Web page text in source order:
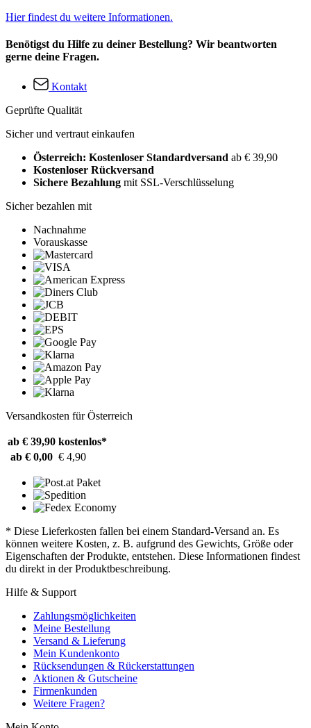
Hier findest du weitere Informationen.
Benötigst du Hilfe zu deiner Bestellung? Wir beantworten
gerne deine Fragen.
Kontakt
Geprüfte Qualität
Sicher und vertraut einkaufen
Österreich: Kostenloser Standardversand ab € 39,90
Kostenloser Rückversand
Sichere Bezahlung mit SSL-Verschlüsselung
Sicher bezahlen mit
Nachnahme
Vorauskasse
Versandkosten für Österreich
ab € 39,90 kostenlos*
ab € 0,00 € 4,90
* Diese Lieferkosten fallen bei einem Standard-Versand an. Es
können weitere Kosten, z. B. aufgrund des Gewichts, Größe oder
Eigenschaften der Produkte, entstehen. Diese Informationen findest
du direkt in der Produktbeschreibung.
Hilfe & Support
Zahlungsmöglichkeiten
Meine Bestellung
Versand & Lieferung
Mein Kundenkonto
Rücksendungen & Rückerstattungen
Aktionen & Gutscheine
Firmenkunden
Weitere Fragen?